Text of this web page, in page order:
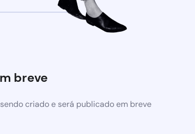
breve
criado e será publicado em breve